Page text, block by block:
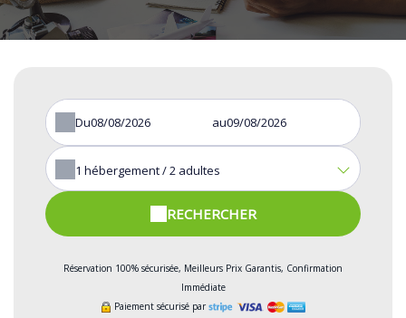
Du au
1 hébergement /2 adultes
RECHERCHER
Réservation 100% sécurisée, Meilleurs Prix Garantis, Confirmation
Immédiate
Paiement sécurisé par